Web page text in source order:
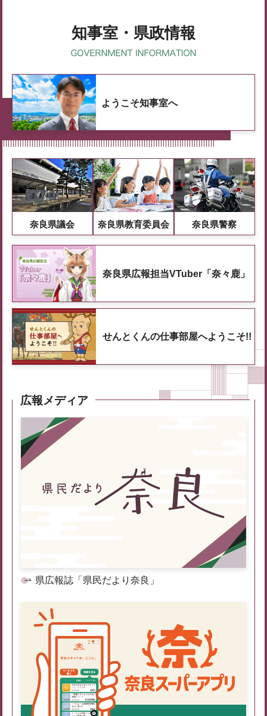
知事室・県政情報
ようこそ知事室へ
奈良県議会 奈良県教育委員会 奈良県警察
奈良県広報担当VTuber「奈々鹿」
せんとくんの仕事部屋へようこそ!!
広報メディア
県広報誌「県民だより奈良」